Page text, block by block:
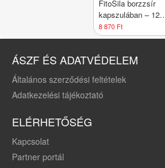
FitoSila borzzsír
kapszulában – 120
kapszula
8 870 Ft
ÁSZF ÉS ADATVÉDELEM
Általános szerződési feltételek
Adatkezelési tájékoztató
ELÉRHETŐSÉG
Kapcsolat
Partner portál